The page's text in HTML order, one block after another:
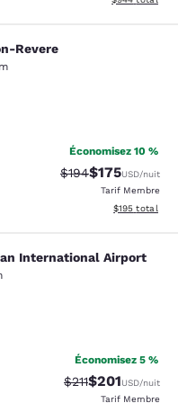
Revere
commentaires
Économisez 10 %
Tarif barré :
$194Tarif réduit :
$175USD/nuit
Tarif Membre
Afficher les
$195 total
International
International Airport
commentaires
Économisez 5 %
Tarif barré :
$211Tarif réduit :
$201USD/nuit
Tarif Membre